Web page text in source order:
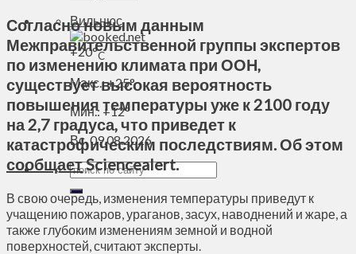
Вильнюс
+20°C
Макс.:+25°
Мин.: +12°
Вс, 09.08.2026
Согласно новым данным
Межправительственной группы экспертов
по изменению климата при ООН,
существует высокая вероятность
повышения температуры уже к 2100 году
на 2,7 градуса, что приведет к
катастрофическим последствиям. Об этом
сообщаетSciencealert.
В свою очередь, изменения температуры приведут к
учащению пожаров, ураганов, засух, наводнений и жаре, а
также глубоким изменениям земной и водной
поверхностей, считают эксперты.